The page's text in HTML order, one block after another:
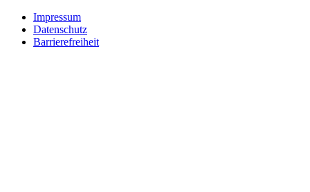
Impressum
Datenschutz
Barrierefreiheit